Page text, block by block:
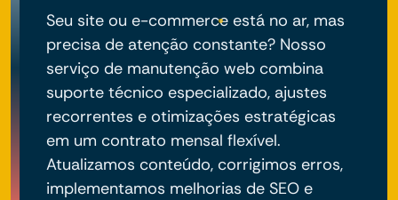
Seu site ou e-commerce está no ar, mas
precisa de atenção constante? Nosso
serviço de manutenção web combina
suporte técnico especializado, ajustes
recorrentes e otimizações estratégicas
em um contrato mensal flexível.
Atualizamos conteúdo, corrigimos erros,
implementamos melhorias de SEO e